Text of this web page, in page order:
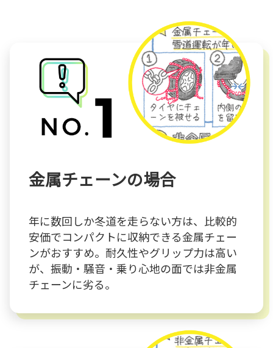
金属チェーンの場合
年に数回しか冬道を走らない方は、比較的
安価でコンパクトに収納できる金属チェー
ンがおすすめ。耐久性やグリップ力は高い
が、振動・騒音・乗り心地の面では非金属
チェーンに劣る。